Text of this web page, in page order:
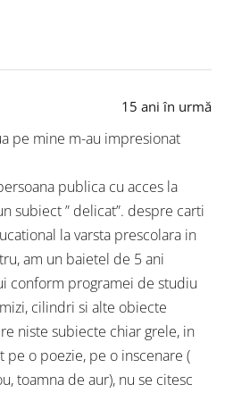
15 ani în urmă
pe mine m-au impresionat
publica cu acces la
subiect ” delicat”. despre carti
la varsta prescolara in
am un baietel de 5 ani
conform programei de studiu
cilindri si alte obiecte
niste subiecte chiar grele, in
o poezie, pe o inscenare (
toamna de aur), nu se citesc